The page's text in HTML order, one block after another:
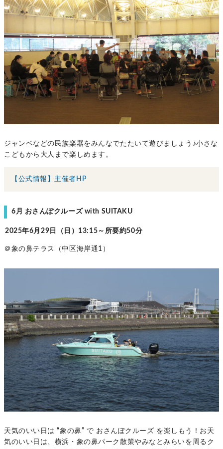
ジャンベなどの民族楽器をみんなでたたいて遊びましょう♪小さな
こどもから大人まで楽しめます。
【公式情報】主催者HP
6月 おさんぽクルーズ with SUITAKU
2025年6月29日（日）13:15～所要約50分
＠象の鼻テラス（中区海岸通1）
天気のいい日は “象の鼻” で おさんぽクルーズ を楽しもう！お天
気のいい日は、横浜・象の鼻パーク散策やみなとみらいを周るク